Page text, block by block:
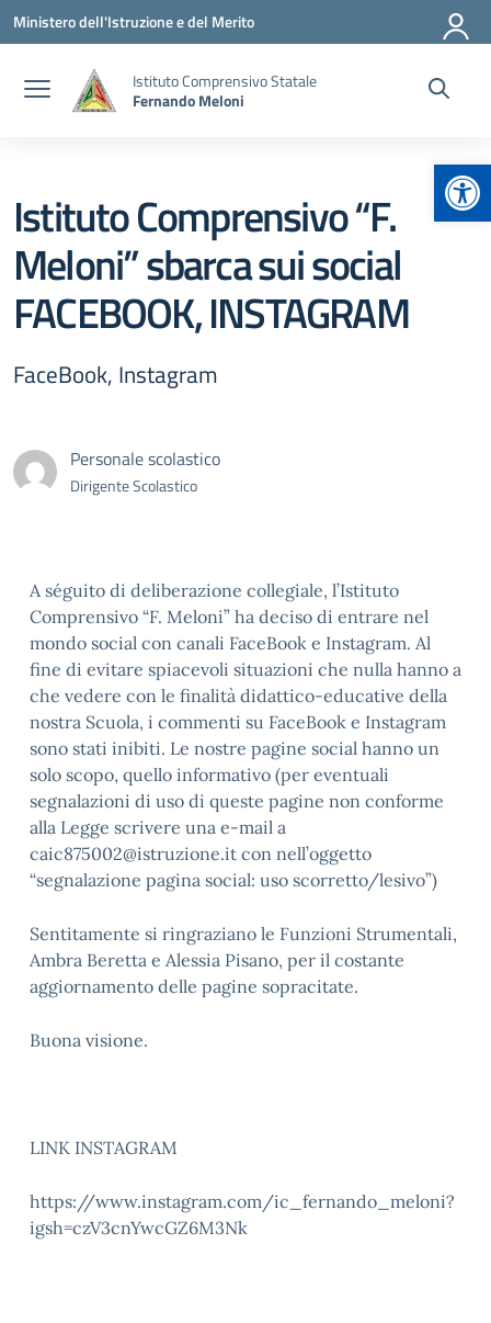
Vai ai contenuti
Vai al menu di navigazione
Vai al footer
Ministero dell'Istruzione e del Merito
Istituto Comprensivo Statale
Fernando Meloni
Istituto Comprensivo “F.
Meloni” sbarca sui social
FACEBOOK, INSTAGRAM
FaceBook, Instagram
Personale scolastico
Dirigente Scolastico
A séguito di deliberazione collegiale, l’Istituto
Comprensivo “F. Meloni” ha deciso di entrare nel
mondo social con canali FaceBook e Instagram. Al
fine di evitare spiacevoli situazioni che nulla hanno a
che vedere con le finalità didattico-educative della
nostra Scuola, i commenti su FaceBook e Instagram
sono stati inibiti. Le nostre pagine social hanno un
solo scopo, quello informativo (per eventuali
segnalazioni di uso di queste pagine non conforme
alla Legge scrivere una e-mail a
caic875002@istruzione.it con nell’oggetto
“segnalazione pagina social: uso scorretto/lesivo”)
Sentitamente si ringraziano le Funzioni Strumentali,
Ambra Beretta e Alessia Pisano, per il costante
aggiornamento delle pagine sopracitate.
Buona visione.
LINK INSTAGRAM
https://www.instagram.com/ic_fernando_meloni?
igsh=czV3cnYwcGZ6M3Nk